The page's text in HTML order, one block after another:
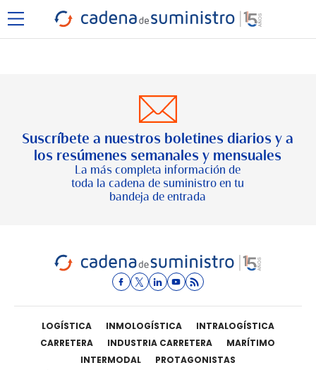
Suscríbete a nuestros boletines diarios y a
los resúmenes semanales y mensuales
La más completa información de
toda la cadena de suministro en tu
bandeja de entrada
LOGÍSTICA INMOLOGÍSTICA
INTRALOGÍSTICA
CARRETERA
INDUSTRIA CARRETERA
MARÍTIMO
INTERMODAL
PROTAGONISTAS